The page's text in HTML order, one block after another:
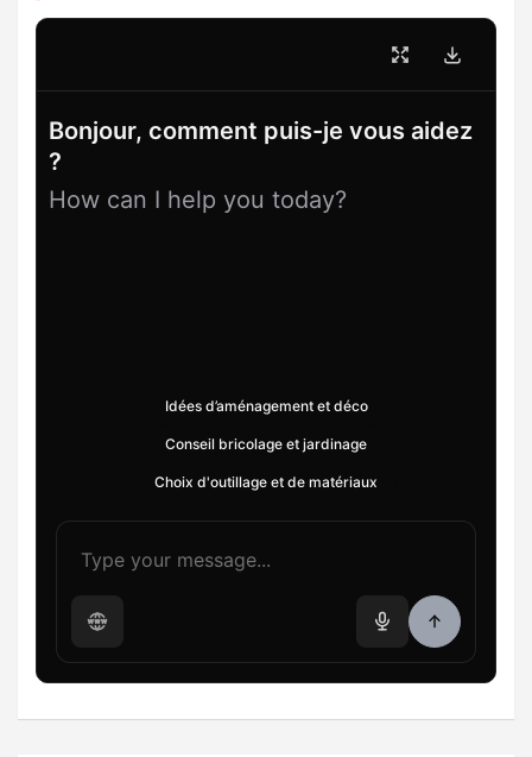
Bonjour, comment puis-je vous aidez
?
How can I help you today?
Idées d’aménagement et déco
Conseil bricolage et jardinage
Choix d'outillage et de matériaux